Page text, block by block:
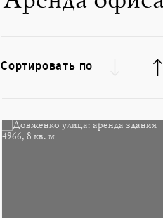
Сортировать по